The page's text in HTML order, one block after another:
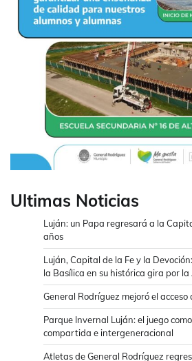
Ultimas Noticias
Luján: un Papa regresará a la
años
Luján, Capital de la Fe y la
la Basílica en su histórica gira por
General Rodríguez mejoró el acceso
Parque Invernal Luján: el juego
compartida e intergeneracional
Atletas de General Rodríguez